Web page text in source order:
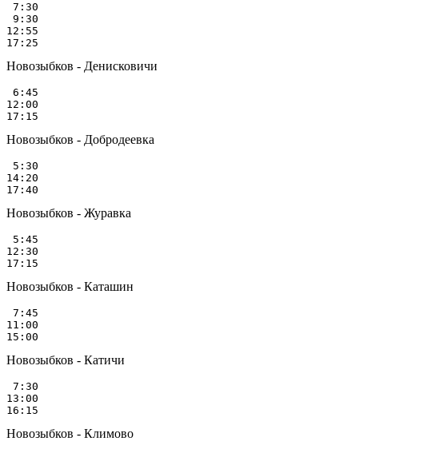
7:30
9:30
12:55
Новозыбков - Денисковичи
6:45
12:00
Новозыбков - Добродеевка
5:30
14:20
Новозыбков - Журавка
5:45
12:30
Новозыбков - Каташин
7:45
11:00
Новозыбков - Катичи
7:30
13:00
Новозыбков - Климово